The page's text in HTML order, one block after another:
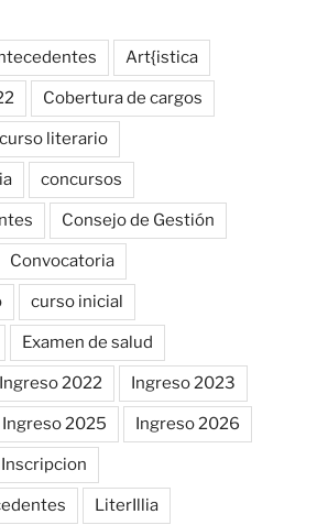
Art{istica
Cobertura de cargos
literario
concursos
Consejo de Gestión
Convocatoria
curso inicial
Examen de salud
Ingreso 2022 Ingreso 2023
Ingreso 2025 Ingreso 2026
Inscripcion
LiterIllia